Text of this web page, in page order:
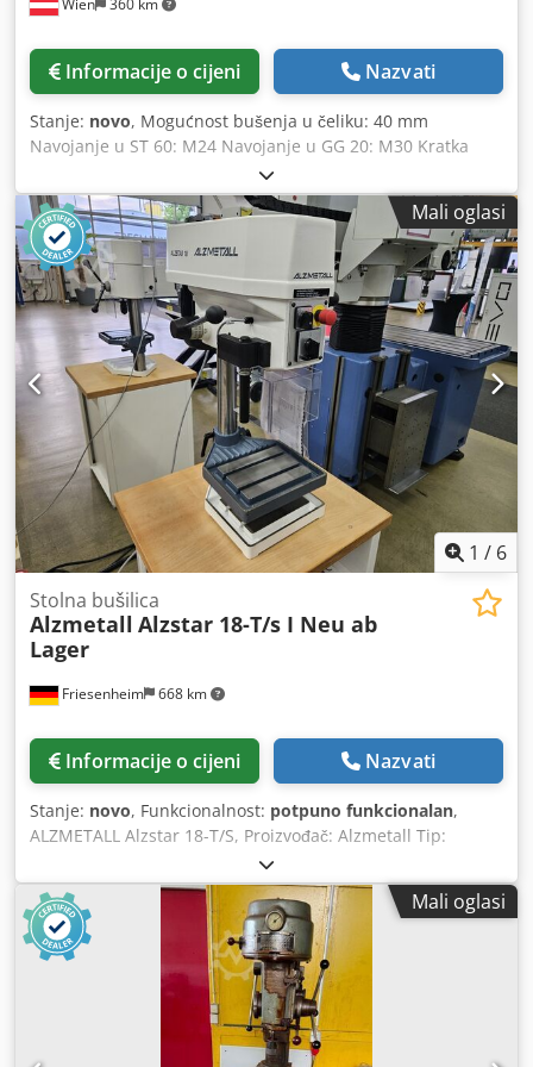
Wien 360 km
Informacije o cijeni Nazvati
Stanje: novo, Mogućnost bušenja u čeliku: 40 mm
Navojanje u ST 60: M24 Navojanje u GG 20: M30 Kratka
vreteno: MK 3 Broj okretaja vretena – bezstupanjsko
podešavanje: 160 - 2250 okr/min Izmak: 293 mm Promjer
stupa: 115 mm Hod vretena: 120 mm Radna površina stola
stroja: 514 x 360 mm Broj utora u T – širina – razmak: 2 x
14 x 224 mm Udaljenost vreteno-stol min./maks.: 117/701
mm Pomak: 0,10 + 0,20 mm/okr Snaga motora: 1,45 / 1,9
kW Visina stroja cca: 1840 mm Težina stroja cca: 285 kg
Standardna oprema: - Glavni sklopka s mogućnošću
zaključavanja - Gljiva tipkalo (zabravljivo) za hitno
zaustavljanje - Prekidač za smjer desno/lijevo - Motor s
termičkom zaštitom - Beskonačna regulacija broja okretaja
Dsdpfx Aeyvvmrof Tekr - Digitalni prikaz broja okretaja -
Osigurač od preopterećenja pomaka - Zaštita IP 54, klasa
izolacije motora „F” (155°) - Poklopac vretena s električnim
osiguranjem - Boja: DD strukturni lak signalna bijela RAL
9003, patrona 7545c, crna
Mali oglasi
1 / 6
Friesenheim 668 km
Stolna bušilica
Alzmetall Alzstar 18-T/s I Neu ab
Lager
Informacije o cijeni Nazvati
Stanje: novo, Funkcionalnost: potpuno funkcionalan,
ALZMETALL Alzstar 18-T/S, Proizvođač: Alzmetall Tip:
Alzstar 18-T/S Stanje: Novo / Demonstracijski stroj
Kapacitet bušenja u čeliku St 60: 18 mm, Izrada navoja u
čeliku St 60: M 12, Izrada navoja u sivom lijevu GG 20: M
14, Kratka osovina: MK 2, Brzina osovine: 225-4.300 o/min,
Hod osovine: 80 mm, Isten: 190 mm, Promjer stupa: 65
mm, Stol stroja – korisna površina: 300x240 mm, Broj T-
utorā – širina – razmak: 2 x 12 x 80 mm, Razmak osovine –
stol stroja min./maks.: 75/357 mm, Osnovna ploča stroja –
korisna površina: 300x240 mm, Broj T-utorā – širina –
Mali oglasi